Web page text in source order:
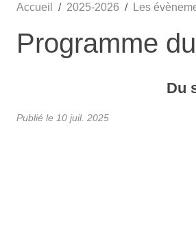
Accueil 2025-2026 Les
Programme
Du
Publié le 10 juil. 2025